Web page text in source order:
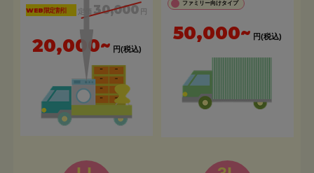
WEB限定割引 定価 30,000 円
20,000~ 円(税込)
ファミリー向けタイプ
50,000~ 円(税込)